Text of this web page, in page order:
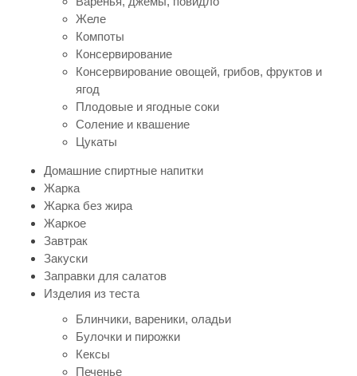
Желе
Компоты
Консервирование
Консервирование овощей, грибов, фруктов и
ягод
Плодовые и ягодные соки
Соление и квашение
Цукаты
Домашние спиртные напитки
Жарка
Жарка без жира
Жаркое
Завтрак
Закуски
Заправки для салатов
Изделия из теста
Блинчики, вареники, оладьи
Булочки и пирожки
Кексы
Печенье